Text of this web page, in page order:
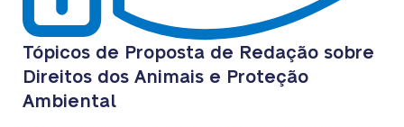
Tópicos de Proposta de Redação sobre
Direitos dos Animais e Proteção
Ambiental